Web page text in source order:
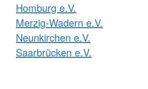
Homburg e.V.
Merzig-Wadern e.V.
Neunkirchen e.V.
Saarbrücken e.V.